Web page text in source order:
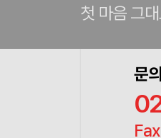
첫 마음 그
문